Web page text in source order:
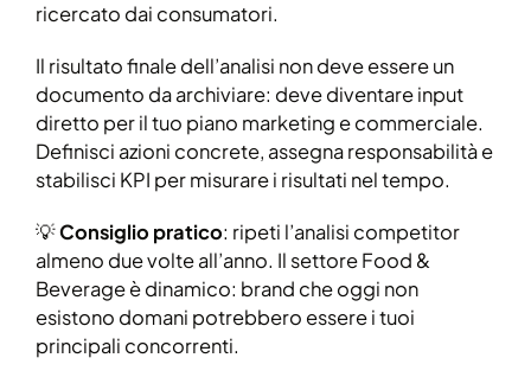
ricercato dai consumatori.
Il risultato finale dell’analisi non deve essere un
documento da archiviare: deve diventare input
diretto per il tuo piano marketing e commerciale.
Definisci azioni concrete, assegna responsabilità e
stabilisci KPI per misurare i risultati nel tempo.
💡Consiglio pratico: ripeti l’analisi competitor
almeno due volte all’anno. Il settore Food &
Beverage è dinamico: brand che oggi non
esistono domani potrebbero essere i tuoi
principali concorrenti.